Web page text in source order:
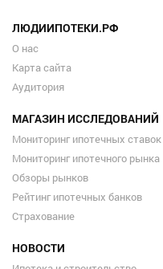
ЛЮДИИПОТЕКИ.РФ
О нас
Карта сайта
Аудитория
МАГАЗИН ИССЛЕДОВАНИЙ
Мониторинг ипотечных ставок
Мониторинг ипотечного рынка
Обзоры рынков
Рейтинг ипотечных банков
Страхование
НОВОСТИ